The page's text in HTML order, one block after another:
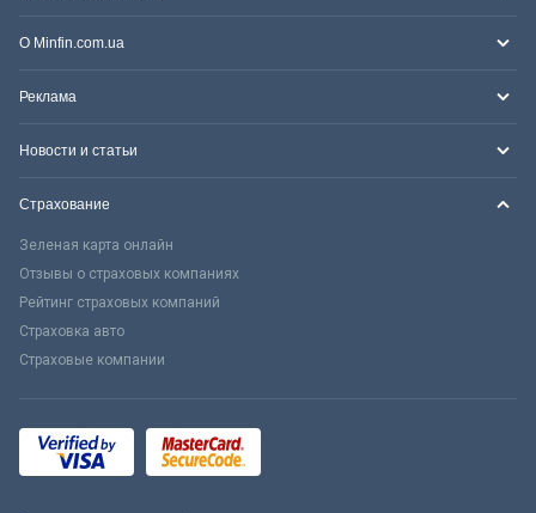
О Minfin.com.ua
Реклама
Новости и статьи
Страхование
Зеленая карта онлайн
Отзывы о страховых компаниях
Рейтинг страховых компаний
Страховка авто
Страховые компании